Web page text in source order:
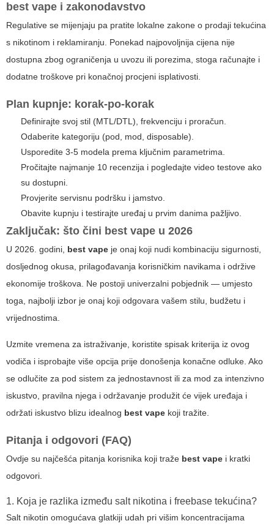
best vape i zakonodavstvo
Regulative se mijenjaju pa pratite lokalne zakone o prodaji tekućina
s nikotinom i reklamiranju. Ponekad najpovoljnija cijena nije
dostupna zbog ograničenja u uvozu ili porezima, stoga računajte i
dodatne troškove pri konačnoj procjeni isplativosti.
Plan kupnje: korak-po-korak
Definirajte svoj stil (MTL/DTL), frekvenciju i proračun.
Odaberite kategoriju (pod, mod, disposable).
Usporedite 3-5 modela prema ključnim parametrima.
Pročitajte najmanje 10 recenzija i pogledajte video testove ako
su dostupni.
Provjerite servisnu podršku i jamstvo.
Obavite kupnju i testirajte uređaj u prvim danima pažljivo.
Zaključak: što čini best vape u 2026
U 2026. godini, best vape je onaj koji nudi kombinaciju sigurnosti,
dosljednog okusa, prilagođavanja korisničkim navikama i održive
ekonomije troškova. Ne postoji univerzalni pobjednik — umjesto
toga, najbolji izbor je onaj koji odgovara vašem stilu, budžetu i
vrijednostima.
Uzmite vremena za istraživanje, koristite spisak kriterija iz ovog
vodiča i isprobajte više opcija prije donošenja konačne odluke. Ako
se odlučite za pod sistem za jednostavnost ili za mod za intenzivno
iskustvo, pravilna njega i održavanje produžit će vijek uređaja i
održati iskustvo blizu idealnog best vape koji tražite.
Pitanja i odgovori (FAQ)
Ovdje su najčešća pitanja korisnika koji traže best vape i kratki
odgovori.
1. Koja je razlika između salt nikotina i freebase tekućina?
Salt nikotin omogućava glatkiji udah pri višim koncentracijama